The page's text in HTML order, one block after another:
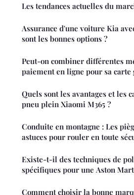
Les tendances actuelles du
Assurance d'une voiture Kia
sont les bonnes options ?
Peut-on combiner différentes
paiement en ligne pour sa carte
Quels sont les avantages et les
pneu plein Xiaomi M365 ?
Conduite en montagne : Les
astuces pour rouler en toute
Existe-t-il des techniques de
spécifiques pour une Aston
Comment choisir la bonne